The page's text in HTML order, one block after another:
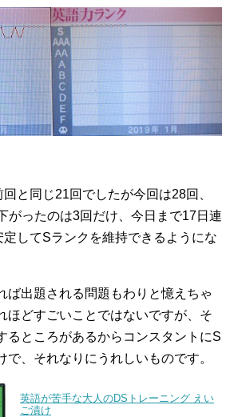
と同じ21回でしたが今回は28回、
がったのは3回だけ、今日まで17日連
してSランクを維持できるようにな
ば出題される問題もわりと憶えちゃ
ほどすごいことではないですが、そ
るところがあるからコンスタントにS
で、それなりにうれしいものです。
英語が苦手な大人のDSトレーニング えい
ご漬け